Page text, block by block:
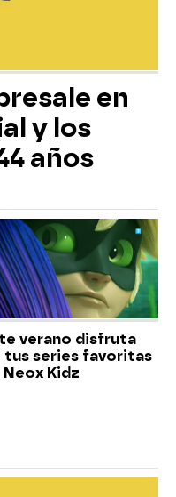
en
y los
años
verano disfruta
tus series favoritas
Neox Kidz